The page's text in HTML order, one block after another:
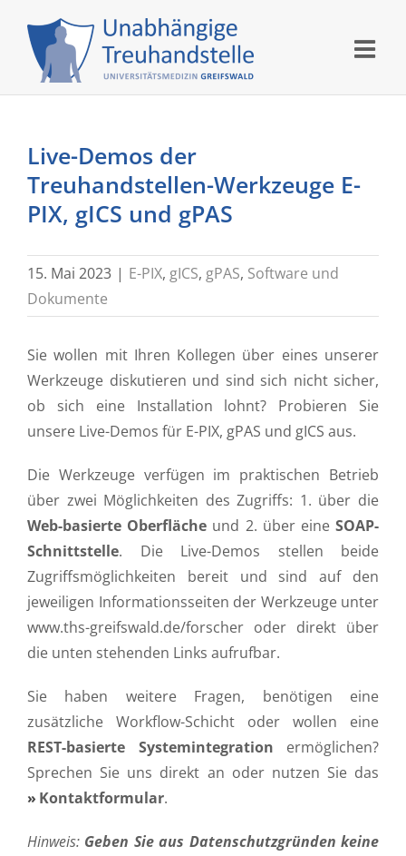
content
Live-Demos der
Treuhandstellen-Werkzeuge E-
PIX, gICS und gPAS
15. Mai 2023 | E-PIX, gICS, gPAS, Software und
Dokumente
Sie wollen mit Ihren Kollegen über eines unserer
Werkzeuge diskutieren und sind sich nicht sicher,
ob sich eine Installation lohnt? Probieren Sie
unsere Live-Demos für E-PIX, gPAS und gICS aus.
Die Werkzeuge verfügen im praktischen Betrieb
über zwei Möglichkeiten des Zugriffs: 1. über die
Web-basierte Oberfläche und 2. über eineSOAP-
Schnittstelle. Die Live-Demos stellen beide
Zugriffsmöglichkeiten bereit und sind auf den
jeweiligen Informationsseiten der Werkzeuge unter
www.ths-greifswald.de/forscher oder direkt über
die unten stehenden Links aufrufbar.
Sie haben weitere Fragen, benötigen eine
zusätzliche Workflow-Schicht oder wollen eine
REST-basierte Systemintegration ermöglichen?
Sprechen Sie uns direkt an oder nutzen Sie das
Kontaktformular.
Hinweis: Geben Sie aus Datenschutzgründen keine